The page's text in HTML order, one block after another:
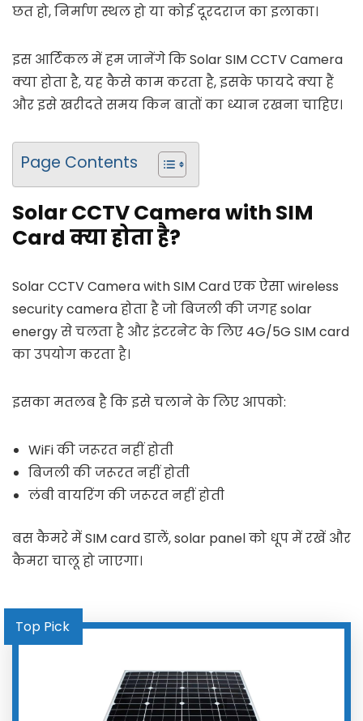
छत हो, निर्माण स्थल हो या कोई दूरदराज का इलाका।
इस आर्टिकल में हम जानेंगे कि Solar SIM CCTV Camera
क्या होता है, यह कैसे काम करता है, इसके फायदे क्या हैं
और इसे खरीदते समय किन बातों का ध्यान रखना चाहिए।
Page Contents
Solar CCTV Camera with SIM
Card क्या होता है?
Solar CCTV Camera with SIM Card एक ऐसा wireless
security camera होता है जो बिजली की जगह solar
energy से चलता है और इंटरनेट के लिए 4G/5G SIM card
का उपयोग करता है।
इसका मतलब है कि इसे चलाने के लिए आपको:
WiFi की जरूरत नहीं होती
बिजली की जरूरत नहीं होती
लंबी वायरिंग की जरूरत नहीं होती
बस कैमरे में SIM card डालें, solar panel को धूप में रखें और
कैमरा चालू हो जाएगा।
Top Pick